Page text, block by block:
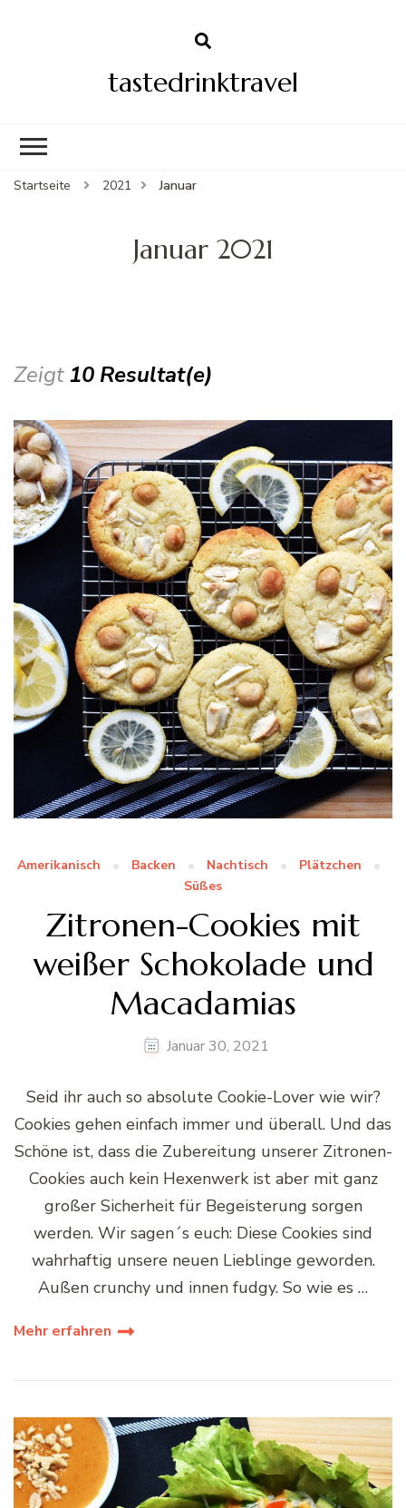
tastedrinktravel
Startseite 2021 Januar
Januar 2021
Zeigt10 Resultat(e)
Amerikanisch Backen Nachtisch
Plätzchen
Süßes
Zitronen-Cookies mit
weißer Schokolade und
Macadamias
Januar 30, 2021
Seid ihr auch so absolute Cookie-Lover wie wir?
Cookies gehen einfach immer und überall. Und das
Schöne ist, dass die Zubereitung unserer Zitronen-
Cookies auch kein Hexenwerk ist aber mit ganz
großer Sicherheit für Begeisterung sorgen
werden. Wir sagen´s euch: Diese Cookies sind
wahrhaftig unsere neuen Lieblinge geworden.
Außen crunchy und innen fudgy. So wie es …
Mehr erfahren